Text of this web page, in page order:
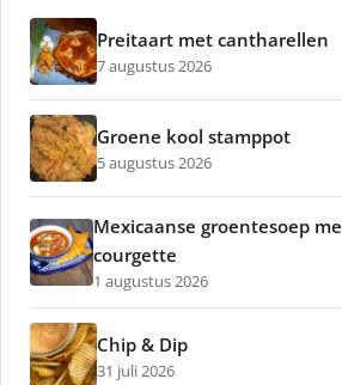
Preitaart met cantharellen
7 augustus 2026
Groene kool stamppot
5 augustus 2026
Mexicaanse groentesoep
courgette
1 augustus 2026
Chip & Dip
31 juli 2026